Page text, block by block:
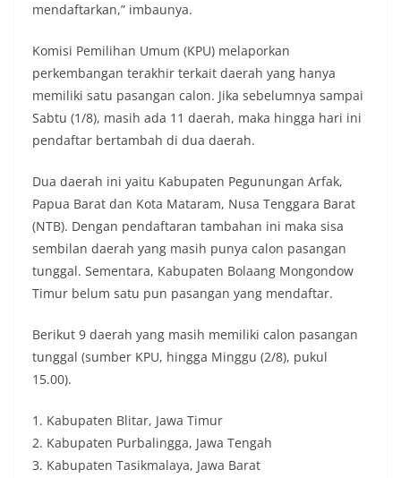
mendaftarkan,” imbaunya.
Komisi Pemilihan Umum (KPU) melaporkan
perkembangan terakhir terkait daerah yang hanya
memiliki satu pasangan calon. Jika sebelumnya sampai
Sabtu (1/8), masih ada 11 daerah, maka hingga hari ini
pendaftar bertambah di dua daerah.
Dua daerah ini yaitu Kabupaten Pegunungan Arfak,
Papua Barat dan Kota Mataram, Nusa Tenggara Barat
(NTB). Dengan pendaftaran tambahan ini maka sisa
sembilan daerah yang masih punya calon pasangan
tunggal. Sementara, Kabupaten Bolaang Mongondow
Timur belum satu pun pasangan yang mendaftar.
Berikut 9 daerah yang masih memiliki calon pasangan
tunggal (sumber KPU, hingga Minggu (2/8), pukul
15.00).
1. Kabupaten Blitar, Jawa Timur
2. Kabupaten Purbalingga, Jawa Tengah
3. Kabupaten Tasikmalaya, Jawa Barat